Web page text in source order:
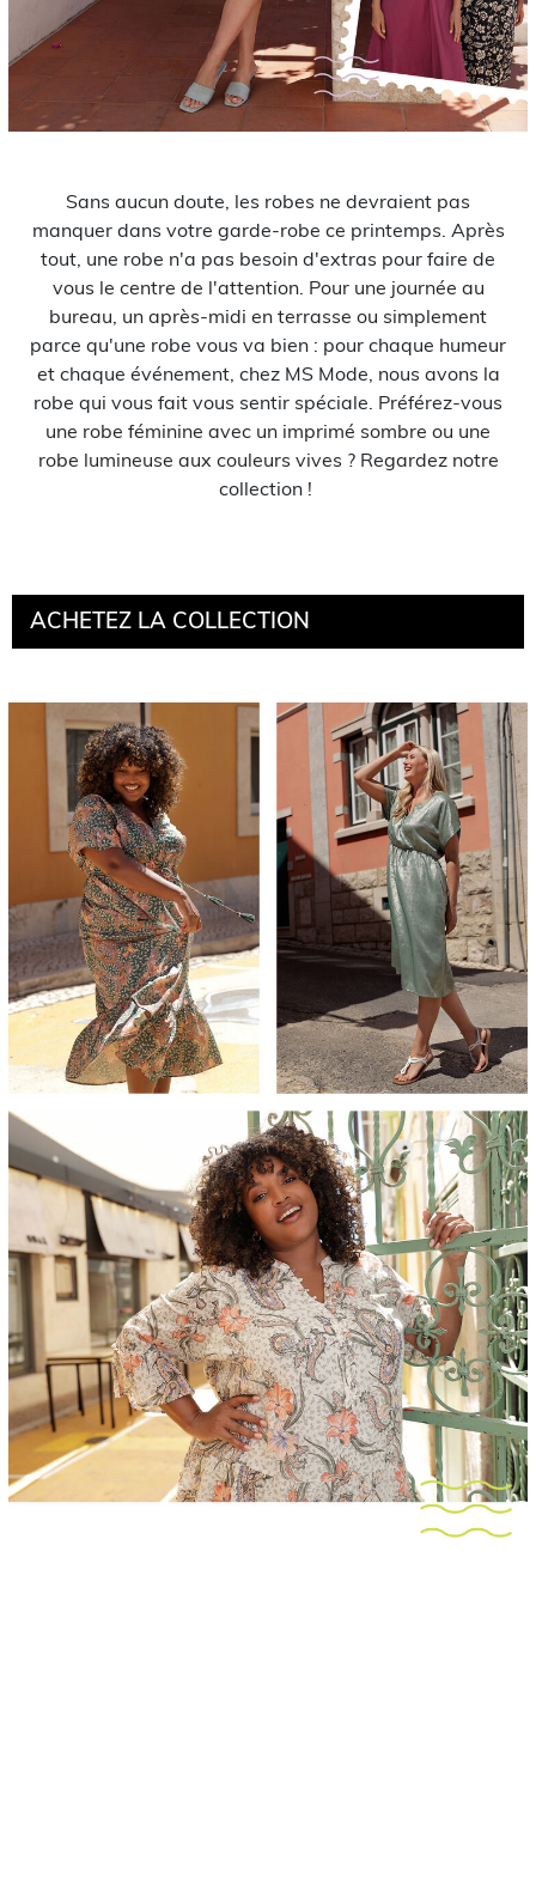
Sans aucun doute, les robes ne devraient pas
manquer dans votre garde-robe ce printemps. Après
tout, une robe n'a pas besoin d'extras pour faire de
vous le centre de l'attention. Pour une journée au
bureau, un après-midi en terrasse ou simplement
parce qu'une robe vous va bien : pour chaque humeur
et chaque événement, chez MS Mode, nous avons la
robe qui vous fait vous sentir spéciale. Préférez-vous
une robe féminine avec un imprimé sombre ou une
robe lumineuse aux couleurs vives ? Regardez notre
collection !
ACHETEZ LA COLLECTION